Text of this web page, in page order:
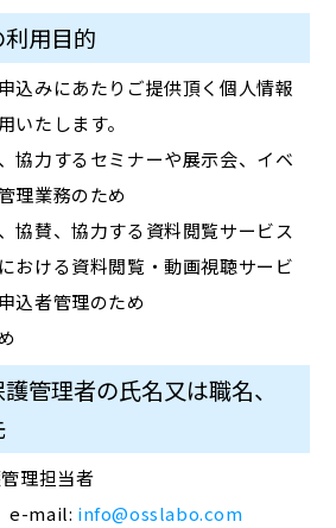
用目的
込みにあたりご提供頂く個人情報
いたします。
協力するセミナーや展示会、イベ
理業務のため
協賛、協力する資料閲覧サービス
おける資料閲覧・動画視聴サービ
込者管理のため
管理者の氏名又は職名、
理担当者
e-mail: info@osslabo.com